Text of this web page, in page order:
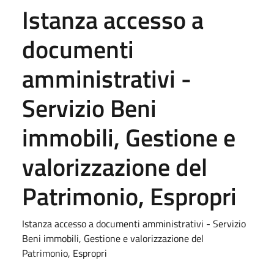
Istanza accesso a
documenti
amministrativi -
Servizio Beni
immobili, Gestione e
valorizzazione del
Patrimonio, Espropri
Istanza accesso a documenti amministrativi - Servizio
Beni immobili, Gestione e valorizzazione del
Patrimonio, Espropri